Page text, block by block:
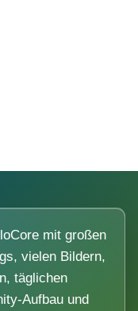
mit großen
vielen Bildern,
täglichen
Aufbau und